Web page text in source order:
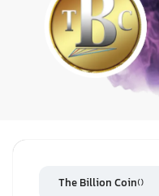
The Billion Coin